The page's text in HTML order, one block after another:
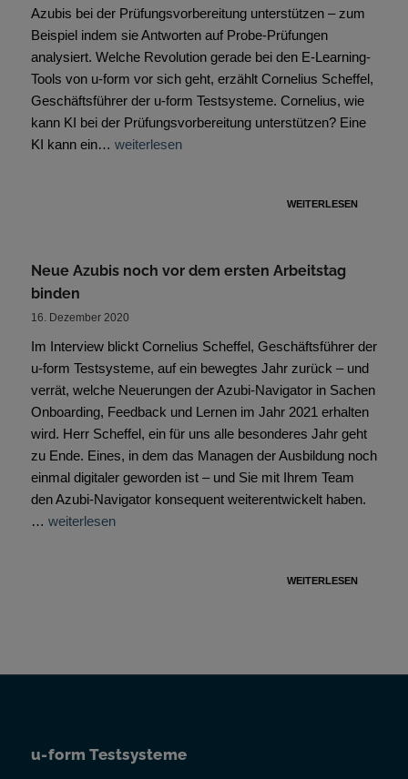
Azubis bei der Prüfungsvorbereitung unterstützen – zum
Beispiel indem sie Antworten auf Probe-Prüfungen
analysiert. Welche Revolution gerade bei den E-Learning-
Tools von u-form vor sich geht, erzählt Cornelius Scheffel,
Geschäftsführer der u-form Testsysteme. Cornelius, wie
kann KI bei der Prüfungsvorbereitung unterstützen? Eine
KI kann ein… weiterlesen
WEITERLESEN
Neue Azubis noch vor dem ersten Arbeitstag
binden
16. Dezember 2020
Im Interview blickt Cornelius Scheffel, Geschäftsführer der
u-form Testsysteme, auf ein bewegtes Jahr zurück – und
verrät, welche Neuerungen der Azubi-Navigator in Sachen
Onboarding, Feedback und Lernen im Jahr 2021 erhalten
wird. Herr Scheffel, ein für uns alle besonderes Jahr geht
zu Ende. Eines, in dem das Managen der Ausbildung noch
einmal digitaler geworden ist – und Sie mit Ihrem Team
den Azubi-Navigator konsequent weiterentwickelt haben.
… weiterlesen
WEITERLESEN
u-form Testsysteme